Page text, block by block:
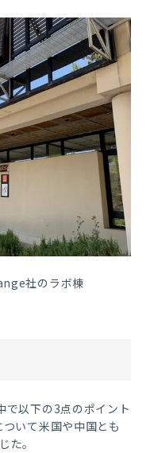
社のラボ棟
で以下の3点のポイント
いて米国や中国とも
た。